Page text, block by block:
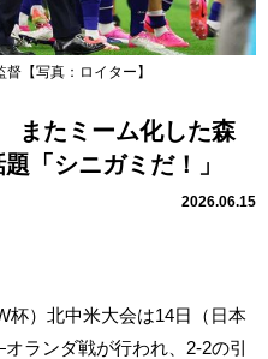
【写真：ロイター】
またミーム化した森
「シニガミだ！」
2026.06.15
）北中米大会は14日（日本
ランダ戦が行われ、2-2の引